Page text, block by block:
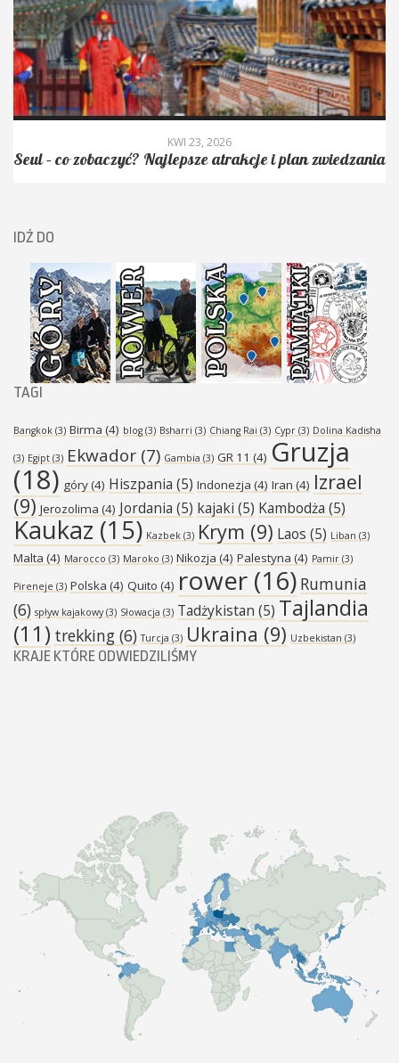
i plan zwiedzania
Granica między Koreą
IDŹ DO
TAGI
Bangkok (3) Birma (4) blog (3) Bsharri (3) Chiang Rai (3) Cypr (3) Dolina Kadisha
(3) Egipt (3) Ekwador (7) Gambia (3) GR 11 (4) Gruzja
(18) góry(4) Hiszpania (5) Indonezja (4) Iran (4) Izrael
(9) Jerozolima (4) Jordania (5) kajaki (5) Kambodża (5)
Kaukaz (15) Kazbek (3) Krym (9) Laos (5) Liban (3)
Malta (4) Marocco (3) Maroko (3) Nikozja (4) Palestyna (4) Pamir (3)
Pireneje (3) Polska (4) Quito (4) rower (16) Rumunia
(6) spływ kajakowy(3) Słowacja (3) Tadżykistan (5) Tajlandia
(11) trekking (6) Turcja (3) Ukraina (9) Uzbekistan (3)
KRAJE KTÓRE ODWIEDZILIŚMY